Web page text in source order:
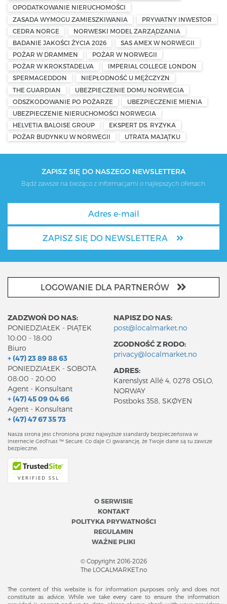
OPODATKOWANIE NIERUCHOMOŚCI
ZASADA WYMOGU ZAMIESZKIWANIA
PRYWATNY INWESTOR
CEDRA NORGE
NORWESKI MODEL ZARZĄDZANIA
BADANIE JAKOŚCI ŻYCIA 2026
SAS AMEX W NORWEGII
POŻAR W DRAMMEN
POŻAR W NORWEGII
POŻAR W KROKSTADELVA
IMPERIAL COLLEGE LONDON
SPERMAGEDDON
NIEPŁODNOŚĆ U MĘŻCZYZN
THE GUARDIAN
UBEZPIECZENIE DOMU NORWEGIA
ODSZKODOWANIE PO POŻARZE
UBEZPIECZENIE MIENIA
UBEZPIECZENIE NIERUCHOMOŚCI NORWEGIA
HELVETIA BALOISE GROUP
EKSPERT DS. RYZYKA
POŻAR BUDYNKU W NORWEGII
UTRATA MAJĄTKU
ZAPISZ SIĘ DO NASZEGO NEWSLETTERA
Bądź zawsze na bieżąco z informacjami o najlepszych ofertach.
ZAPISZ SIĘ DO NEWSLETTERA
LOGOWANIE DLA PARTNERÓW
ZADZWOŃ DO NAS:
PONIEDZIAŁEK - PIĄTEK
10:00 - 18:00
Biuro
+ (47) 23 89 88 63
PONIEDZIAŁEK - SOBOTA
08:00 - 20:00
Agent - Konsultant
+ (47) 45 09 04 66
Agent - Konsultant
+ (47) 47 67 35 73
NAPISZ DO NAS:
post@localmarket.no
ZGODNOŚĆ Z RODO:
privacy@localmarket.no
ADRES:
Karenslyst Allé 4, 0278 OSLO,
NORWAY
Postboks 358, SKØYEN
Nasza strona jest chroniona przez najwyższe standardy bezpieczeństwa w
internecie GeoTrust ™ Secure. Co daje Ci gwarancję, że Twoje dane są tu zawsze
bezpieczne.
O SERWISIE
KONTAKT
POLITYKA PRYWATNOŚCI
REGULAMIN
WAŻNE PLIKI
© Copyright 2016-2026
The LOCALMARKET.no
The content of this website is for information purposes only and does not
constitute as advice. While we take every care to ensure the information